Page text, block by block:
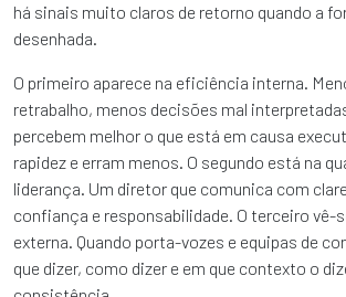
há sinais muito claros de retorno quando a
desenhada.
O primeiro aparece na eficiência interna.
retrabalho, menos decisões mal
percebem melhor o que está em causa
rapidez e erram menos. O segundo está na
liderança. Um diretor que comunica com
confiança e responsabilidade. O terceiro vê-
externa. Quando porta-vozes e equipas de
que dizer, como dizer e em que contexto o